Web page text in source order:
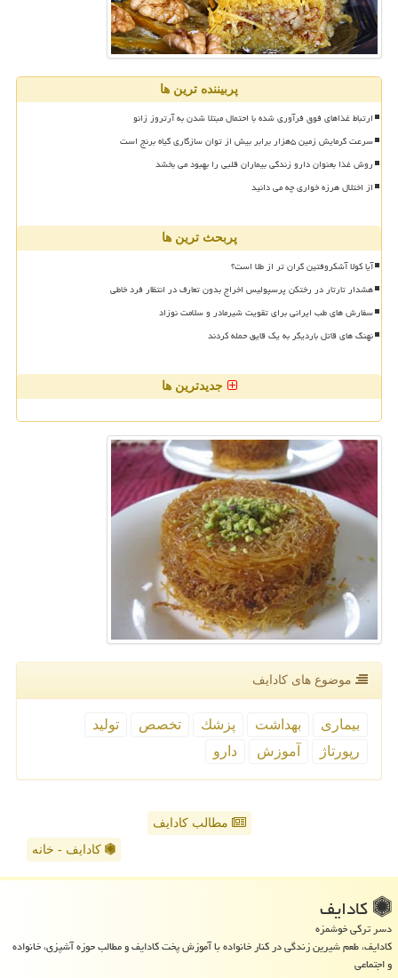
پربیننده ترین ها
ارتباط غذاهای فوق فرآوری شده با احتمال مبتلا شدن به آرتروز زانو
سرعت گرمایش زمین ۵هزار برابر بیش از توان سازگاری گیاه برنج است
روش غذا بعنوان دارو زندگی بیماران قلبی را بهبود می بخشد
از اختلال هرزه خواری چه می دانید
پربحث ترین ها
آیا کولا آشکروفتین گران تر از طلا است؟
هشدار تارتار در رختکن پرسپولیس اخراج بدون تعارف در انتظار فرد خاطی
سفارش های طب ایرانی برای تقویت شیرمادر و سلامت نوزاد
نهنگ های قاتل باردیگر به یک قایق حمله کردند
جدیدترین ها
موضوع های كادایف
بیماری بهداشت پزشك تخصص
تولید
رپورتاژ
آموزش دارو
مطالب کادایف
کادایف - خانه
كادایف
دسر ترکی خوشمزه
کادایف، طعم شیرین زندگی در کنار خانواده با آموزش پخت کادایف و مطالب حوزه آشپزی، خانواده
و اجتماعی